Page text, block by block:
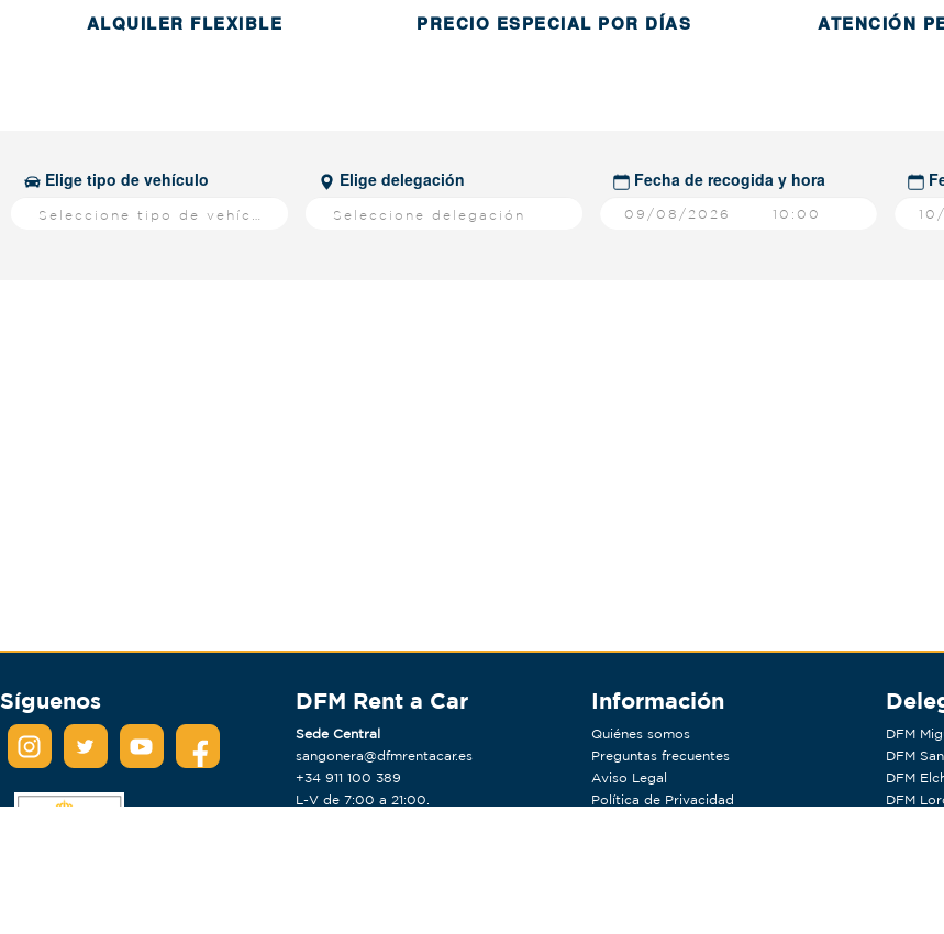
ALQUILER FLEXIBLE PRECIO ESPECIAL POR DÍAS ATENCIÓN
Elige tipo de vehículo Elige delegación
Seleccione delegación
Fecha de recogida y hora
10:00
Síguenos DFM Rent a Car
Sede Central
sangonera@dfmrentacar.es
+34 911 100 389
L-V de 7:00 a 21:00.
Información
Quiénes somos
Preguntas frecuentes
Aviso Legal
Política de Privacidad
DFM
DFM
DFM
DFM